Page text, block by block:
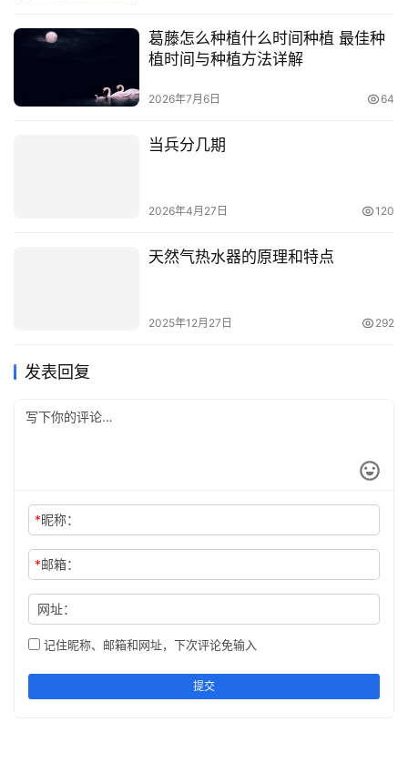
葛藤怎么种植什么时间种植 最佳种
植时间与种植方法详解
2026年7月6日 64
当兵分几期
2026年4月27日 120
天然气热水器的原理和特点
2025年12月27日 292
发表回复
*昵称：
*邮箱：
网址：
记住昵称、邮箱和网址，下次评论免输入
提交